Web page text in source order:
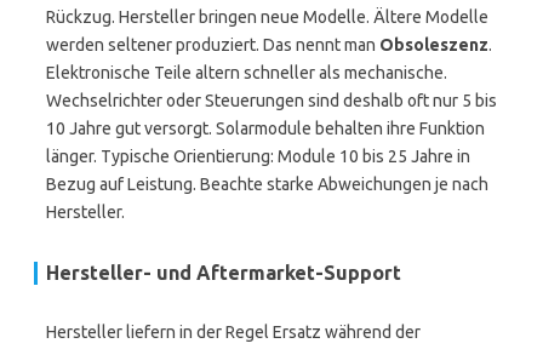
Rückzug. Hersteller bringen neue Modelle. Ältere Modelle
werden seltener produziert. Das nennt man Obsoleszenz.
Elektronische Teile altern schneller als mechanische.
Wechselrichter oder Steuerungen sind deshalb oft nur 5 bis
10 Jahre gut versorgt. Solarmodule behalten ihre Funktion
länger. Typische Orientierung: Module 10 bis 25 Jahre in
Bezug auf Leistung. Beachte starke Abweichungen je nach
Hersteller.
Hersteller- und Aftermarket-Support
Hersteller liefern in der Regel Ersatz während der